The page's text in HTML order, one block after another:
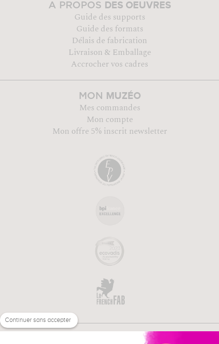
A PROPOS DES OEUVRES
Guide des supports
Guide des formats
Délais de fabrication
Livraison & Emballage
Accrocher vos cadres
MON MUZÉO
Mes commandes
Mon compte
Mon offre 5% inscrit newsletter
Continuer sans accepter